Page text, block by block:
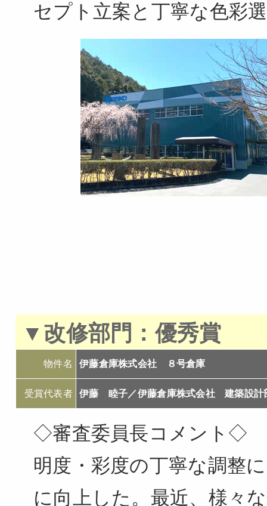
セプト立案と丁寧な色彩
▼改修部門：優秀賞
物件名 伊藤倉庫株式会社 ８号倉庫
受賞代表者 伊藤 睦子／伊藤倉庫株式会社 建築設計
◇審査委員長コメント◇
明度・彩度の丁寧な調整
に向上した。最近、様々